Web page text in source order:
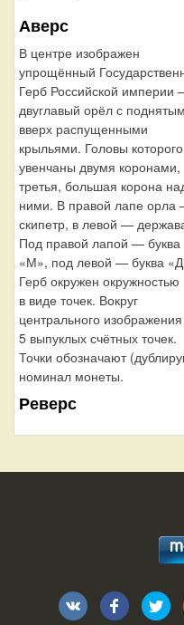
Аверс
В центре изображен
упрощённый
Герб Российской империи
двуглавый орёл с
вверх распущенными
крыльями. Головы которого
увенчаны двумя коронами,
третья, большая корона
ними. В правой лапе орла
скипетр, в левой —
Под правой лапой — буква
«М», под левой — буква
Герб окружен окружностью
в виде точек. Вокруг
центрального
5 выпуклых счётных точек.
Точки обозначают
номинал монеты.
Реверс